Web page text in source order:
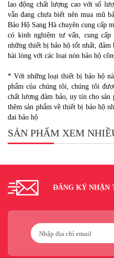
lao động chất lượng cao với số
vẫn đang chưa biết nên mua mũ
Bảo Hộ Sang Hà chuyên cung cấp
có kinh nghiệm tư vấn, cung cấp
những thiết bị bảo hộ tốt nhất, đảm
hài lòng với các loại nón bảo hộ
* Với những loại thiết bị bảo hộ
phẩm của chúng tôi, chúng tôi
chất lượng đảm bảo, uy tín cho sản
thêm sản phẩm về thiết bị bảo hộ
đai bảo hộ
SẢN PHẨM XEM
ĐĂNG KÝ NHẬN